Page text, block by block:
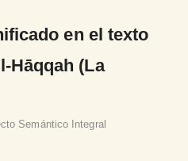
en el texto
Hāqqah (La
Semántico Integral